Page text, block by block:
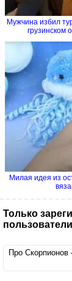
Мужчина избил
грузинском
Милая идея из
Только
Про